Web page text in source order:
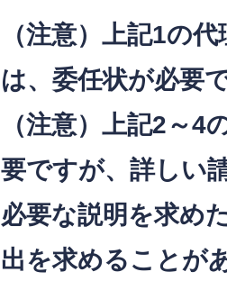
（注意）上記1の
は、委任状が必要
（注意）上記2～4
要ですが、詳しい
必要な説明を求め
出を求めることが